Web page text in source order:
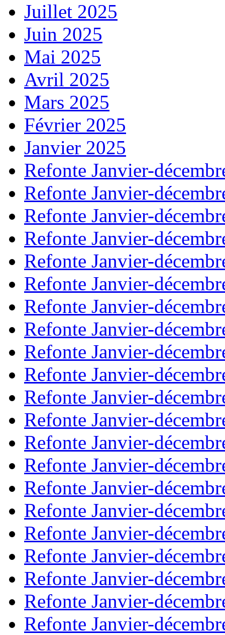
Juillet 2025
Juin 2025
Mai 2025
Avril 2025
Mars 2025
Février 2025
Janvier 2025
Refonte Janvier-
Refonte Janvier-
Refonte Janvier-
Refonte Janvier-
Refonte Janvier-
Refonte Janvier-
Refonte Janvier-
Refonte Janvier-
Refonte Janvier-
Refonte Janvier-
Refonte Janvier-
Refonte Janvier-
Refonte Janvier-
Refonte Janvier-
Refonte Janvier-
Refonte Janvier-
Refonte Janvier-
Refonte Janvier-
Refonte Janvier-
Refonte Janvier-
Refonte Janvier-